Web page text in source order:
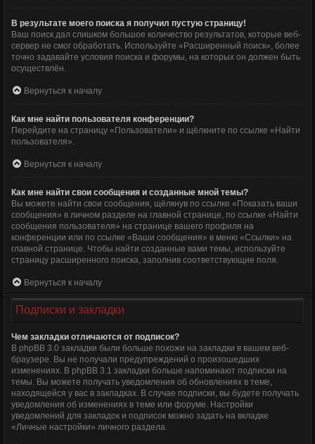
В результате моего поиска я получил пустую страницу!
Ваш поиск дал слишком большое количество результатов, которые веб-
сервер не смог обработать. Используйте «Расширенный поиск», более
точно задавайте условия поиска и форумы, на которых он должен быть
осуществлён.
Вернуться к началу
Как мне найти пользователя конференции?
Перейдите на страницу «Пользователи» и щёлкните по ссылке «Найти
пользователя».
Вернуться к началу
Как мне найти свои сообщения и созданные мной темы?
Вы можете найти свои сообщения, щёлкнув по ссылке «Показать ваши
сообщения» в личном разделе на главной странице, по ссылке «Найти
сообщения пользователя» на странице вашего профиля на
конференции или по ссылке «Ваши сообщения» в меню «Ссылки» на
главной странице. Чтобы найти созданные вами темы, используйте
страницу расширенного поиска, заполнив соответствующие поля.
Вернуться к началу
Подписки и закладки
Чем закладки отличаются от подписок?
В phpBB 3.0 закладки были больше похожи на закладки в вашем веб-
браузере. Вы не получали предупреждений о произошедших
изменениях. В phpBB 3.1 закладки больше напоминают подписки на
темы. Вы можете получать уведомления об обновлениях в теме,
находящейся у вас в закладках. В случае подписки, вы будете получать
уведомления об изменениях в теме или форуме. Настройки
уведомлений для закладок и подписок можно задать на вкладке
«Личные настройки» личного раздела.